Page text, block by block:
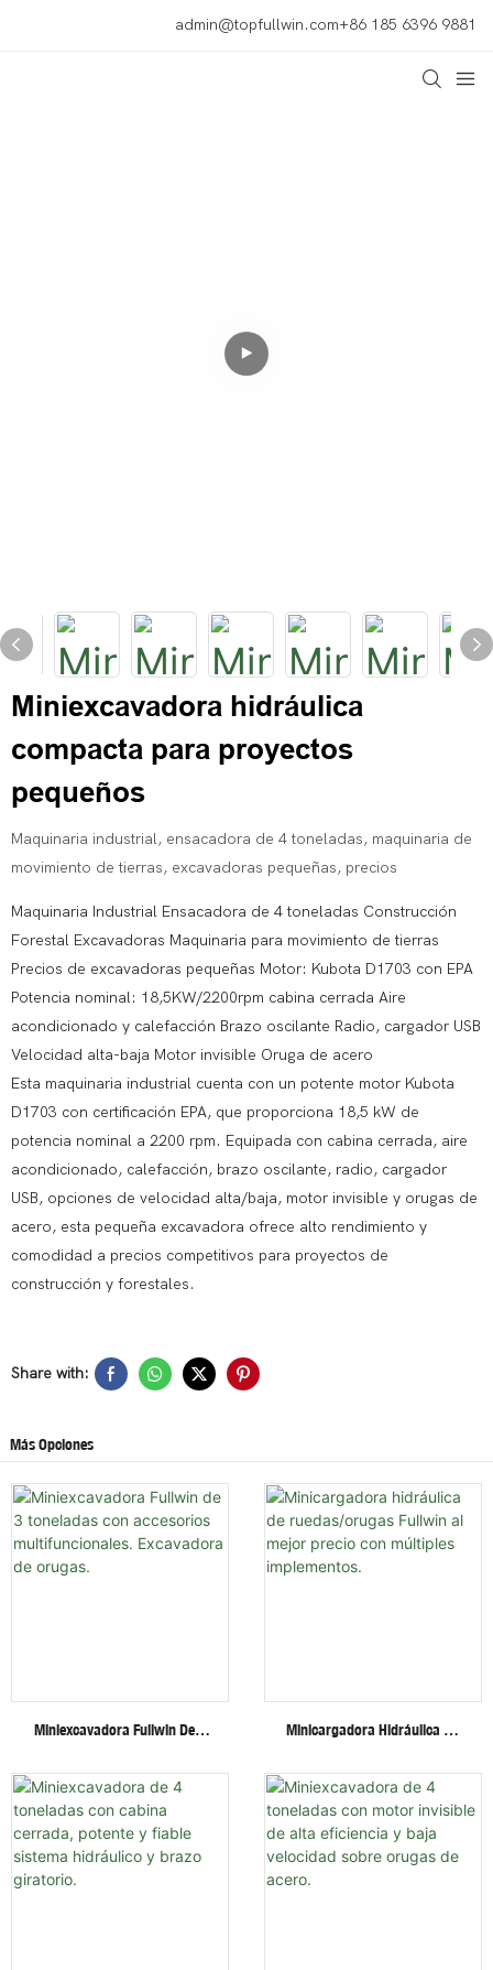
admin@topfullwin.com+86 185 6396 9881
Miniexcavadora hidráulica
compacta para proyectos
pequeños
Maquinaria industrial, ensacadora de 4 toneladas, maquinaria de
movimiento de tierras, excavadoras pequeñas, precios
Maquinaria Industrial Ensacadora de 4 toneladas Construcción
Forestal Excavadoras Maquinaria para movimiento de tierras
Precios de excavadoras pequeñas Motor: Kubota D1703 con EPA
Potencia nominal: 18,5KW/2200rpm cabina cerrada Aire
acondicionado y calefacción Brazo oscilante Radio, cargador USB
Velocidad alta-baja Motor invisible Oruga de acero
Esta maquinaria industrial cuenta con un potente motor Kubota
D1703 con certificación EPA, que proporciona 18,5 kW de
potencia nominal a 2200 rpm. Equipada con cabina cerrada, aire
acondicionado, calefacción, brazo oscilante, radio, cargador
USB, opciones de velocidad alta/baja, motor invisible y orugas de
acero, esta pequeña excavadora ofrece alto rendimiento y
comodidad a precios competitivos para proyectos de
construcción y forestales.
Share with:
Más Opciones
Miniexcavadora Fullwin De 3
Multifuncionales. Excavadora
De Orugas.
Minicargadora Hidráulica De
Mejor Precio Con Múltiples
Implementos.